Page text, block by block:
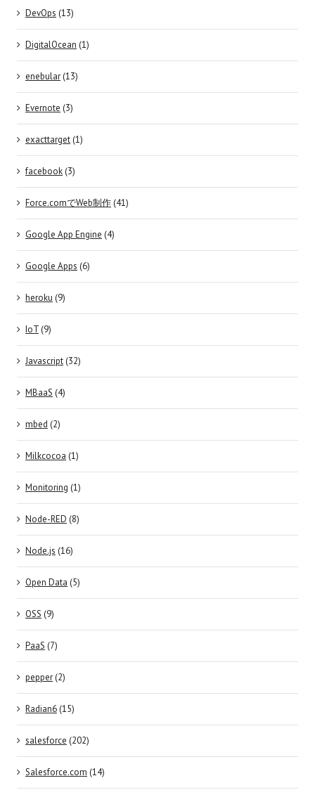
DevOps (13)
DigitalOcean (1)
enebular(13)
Evernote (3)
exacttarget(1)
facebook(3)
Force.comでWeb制作(41)
Google App Engine (4)
Google Apps (6)
heroku (9)
IoT(9)
Javascript(32)
MBaaS (4)
mbed (2)
Milkcocoa (1)
Monitoring (1)
Node-RED (8)
Node.js (16)
Open Data (5)
OSS (9)
PaaS (7)
pepper(2)
Radian6(15)
salesforce (202)
Salesforce.com (14)